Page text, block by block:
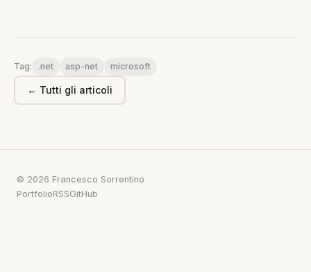
Tag: .net asp-net microsoft
← Tutti gli articoli
© 2026 Francesco Sorrentino
PortfolioRSSGitHub